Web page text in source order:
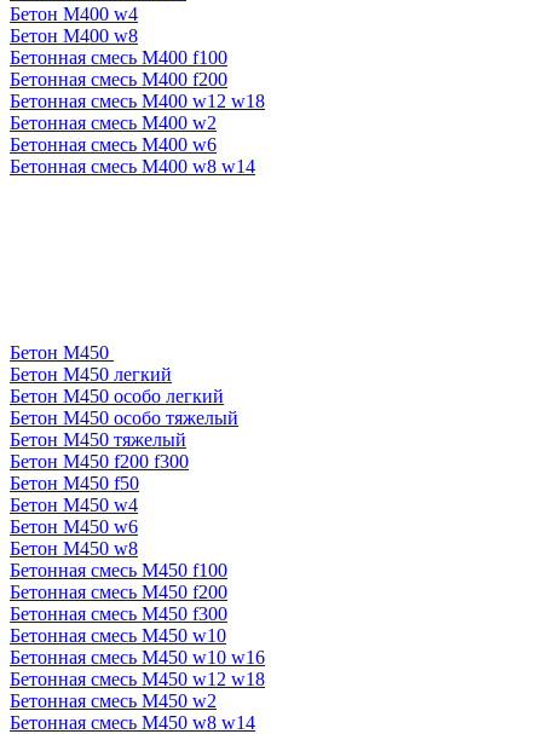
Бетон М400 w4
Бетон М400 w8
Бетонная смесь М400 f100
Бетонная смесь М400 f200
Бетонная смесь М400 w12 w18
Бетонная смесь М400 w2
Бетонная смесь М400 w6
Бетонная смесь М400 w8 w14
Бетон М450
Бетон М450 легкий
Бетон М450 особо легкий
Бетон М450 особо тяжелый
Бетон М450 тяжелый
Бетон М450 f200 f300
Бетон М450 f50
Бетон М450 w4
Бетон М450 w6
Бетон М450 w8
Бетонная смесь М450 f100
Бетонная смесь М450 f200
Бетонная смесь М450 f300
Бетонная смесь М450 w10
Бетонная смесь М450 w10 w16
Бетонная смесь М450 w12 w18
Бетонная смесь М450 w2
Бетонная смесь М450 w8 w14